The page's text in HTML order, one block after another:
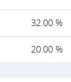
32.00 %
20.00 %